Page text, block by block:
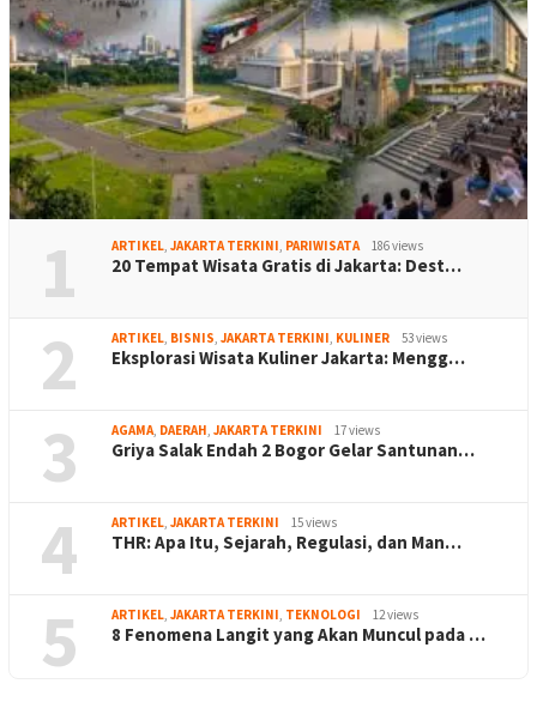
1 ARTIKEL, JAKARTA TERKINI, PARIWISATA 186 views
20 Tempat Wisata Gratis di Jakarta: Dest…
2 ARTIKEL, BISNIS, JAKARTA TERKINI, KULINER 53 views
Eksplorasi Wisata Kuliner Jakarta: Mengg…
3 AGAMA, DAERAH, JAKARTA TERKINI 17 views
Griya Salak Endah 2 Bogor Gelar Santunan…
4 ARTIKEL, JAKARTA TERKINI 15 views
THR: Apa Itu, Sejarah, Regulasi, dan Man…
5 ARTIKEL, JAKARTA TERKINI, TEKNOLOGI 12 views
8 Fenomena Langit yang Akan Muncul pada …